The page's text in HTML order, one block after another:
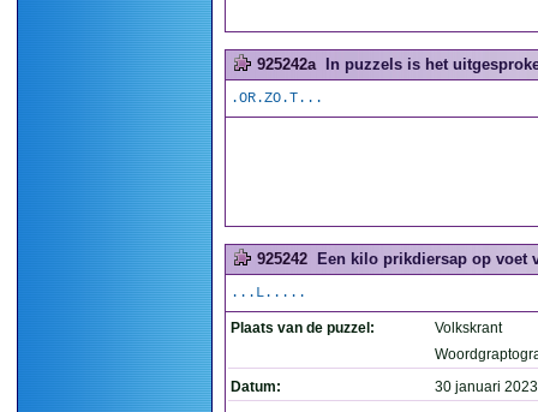
925242a In puzzels is het
.OR.ZO.T...
925242 Een kilo prikdiersap op voet
...L.....
Plaats van de puzzel:
Volkskrant
Datum:
30 januari